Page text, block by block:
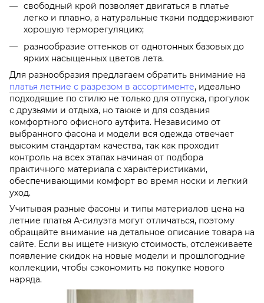
свободный крой позволяет двигаться в платье
легко и плавно, а натуральные ткани поддерживают
хорошую терморегуляцию;
разнообразие оттенков от однотонных базовых до
ярких насыщенных цветов лета.
Для разнообразия предлагаем обратить внимание на
платья летние с разрезом в ассортименте, идеально
подходящие по стилю не только для отпуска, прогулок
с друзьями и отдыха, но также и для создания
комфортного офисного аутфита. Независимо от
выбранного фасона и модели вся одежда отвечает
высоким стандартам качества, так как проходит
контроль на всех этапах начиная от подбора
практичного материала с характеристиками,
обеспечивающими комфорт во время носки и легкий
уход.
Учитывая разные фасоны и типы материалов цена на
летние платья А-силуэта могут отличаться, поэтому
обращайте внимание на детальное описание товара на
сайте. Если вы ищете низкую стоимость, отслеживаете
появление скидок на новые модели и прошлогодние
коллекции, чтобы сэкономить на покупке нового
наряда.